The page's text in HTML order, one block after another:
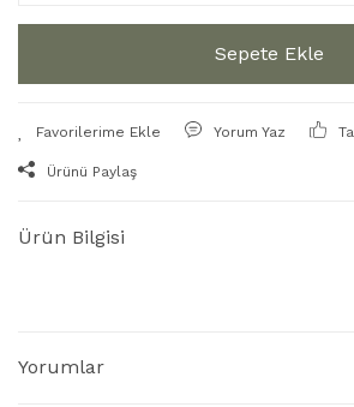
Sepete Ekle
Yorum Yaz
Ürünü Paylaş
Ürün Bilgisi
Yorumlar